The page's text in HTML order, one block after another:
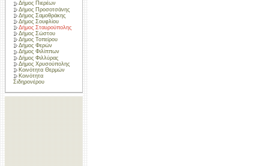
Δήμος Πιερέων
Δήμος Προσοτσάνης
Δήμος Σαμοθράκης
Δήμος Σουφλίου
Δήμος Σταυρούπολης
Δήμος Σώστου
Δήμος Τοπείρου
Δήμος Φερών
Δήμος Φιλίππων
Δήμος Φιλλύρας
Δήμος Χρυσούπολης
Κοινότητα Θερμών
Κοινότητα
Σιδηρονέρου